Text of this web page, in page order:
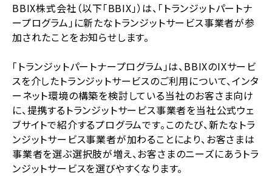
BBIX株式会社（以下「BBIX」）は、「トランジットパートナ
ープログラム」に新たなトランジットサービス事業者が参
加されたことをお知らせします。
「トランジットパートナープログラム」は、BBIXのIXサービ
スを介したトランジットサービスのご利用について、インタ
ーネット環境の構築を検討している当社のお客さま向け
に、提携するトランジットサービス事業者を当社公式ウェ
ブサイトで紹介するプログラムです。このたび、新たなトラ
ンジットサービス事業者が加わることにより、お客さまは
事業者を選ぶ選択肢が増え、お客さまのニーズにあうトラ
ンジットサービスを選びやすくなります。